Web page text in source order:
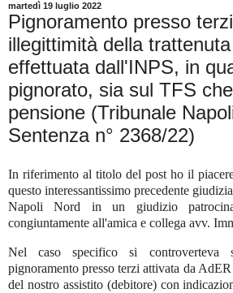
martedì 19 luglio 2022
Pignoramento presso
illegittimità della
effettuata dall'INPS, in
pignorato, sia sul TFS
pensione (Tribunale
Sentenza n° 2368/22)
In riferimento al titolo del post ho il
questo interessantissimo precedente
Napoli Nord in un giudizio
congiuntamente all'amica e collega avv.
Nel caso specifico si controverteva
pignoramento presso terzi attivata da
del nostro assistito (debitore) con